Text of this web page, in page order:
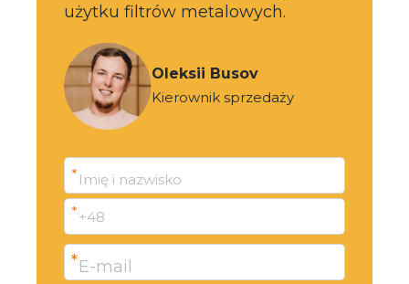
użytku filtrów metalowych.
Oleksii Busov
Kierownik sprzedaży
Imię i nazwisko
*
+48
*
E-mail
*